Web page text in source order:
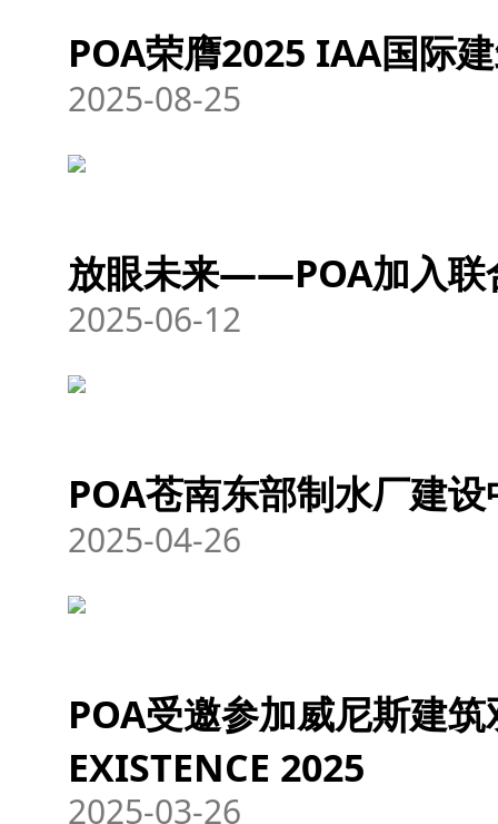
POA荣膺2025 IAA国际
2025-08-25
放眼未来——POA加入联
2025-06-12
POA苍南东部制水厂建设
2025-04-26
POA受邀参加威尼斯建
EXISTENCE 2025
2025-03-26